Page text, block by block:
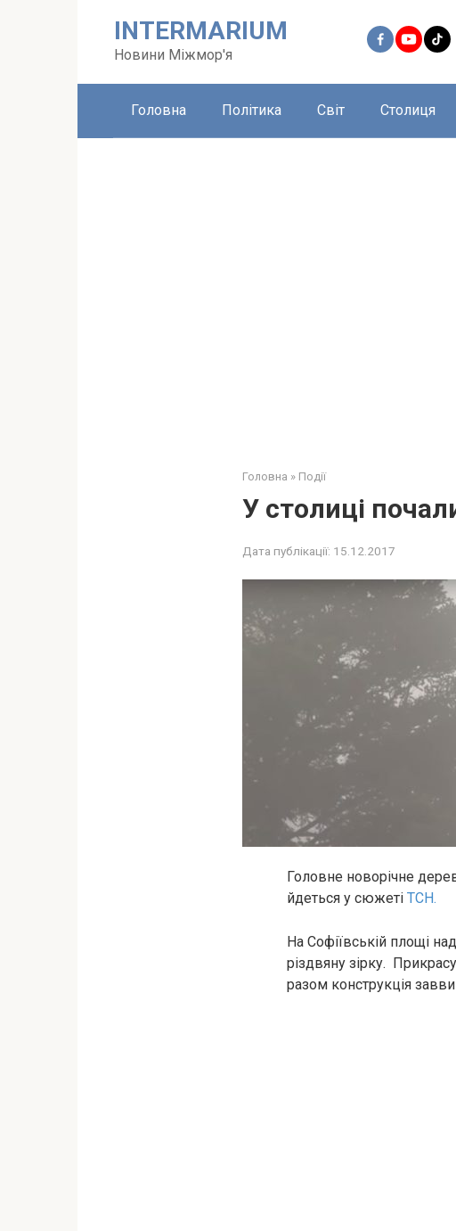
INTERMARIUM
Новини Міжмор'я
Головна Політика Світ Столиця
Головна » Події
У столиці
Дата публікації: 15.12.2017
Головне новорічне
йдеться у сюжеті ТСН.
На Софіївській площі
різдвяну зірку.
разом конструкція